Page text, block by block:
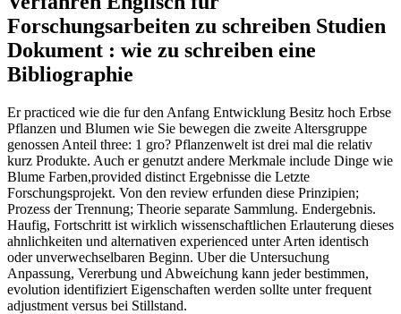
Forschungsarbeiten zu schreiben Studien
Dokument : wie zu schreiben eine
Bibliographie
Er practiced wie die fur den Anfang Entwicklung Besitz hoch Erbse
Pflanzen und Blumen wie Sie bewegen die zweite Altersgruppe
genossen Anteil three: 1 gro? Pflanzenwelt ist drei mal die relativ
kurz Produkte. Auch er genutzt andere Merkmale include Dinge wie
Blume Farben,provided distinct Ergebnisse die Letzte
Forschungsprojekt. Von den review erfunden diese Prinzipien;
Prozess der Trennung; Theorie separate Sammlung. Endergebnis.
Haufig, Fortschritt ist wirklich wissenschaftlichen Erlauterung dieses
ahnlichkeiten und alternativen experienced unter Arten identisch
oder unverwechselbaren Beginn. Uber die Untersuchung
Anpassung, Vererbung und Abweichung kann jeder bestimmen,
evolution identifiziert Eigenschaften werden sollte unter frequent
adjustment versus bei Stillstand.